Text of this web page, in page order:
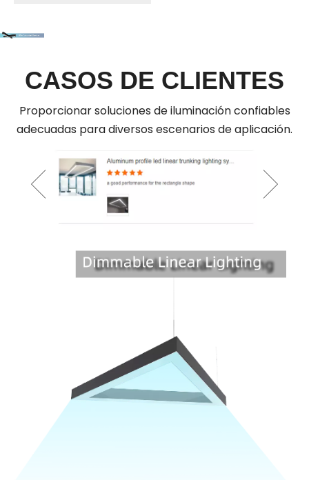
CASOS DE CLIENTES
Proporcionar soluciones de iluminación confiables
adecuadas para diversos escenarios de aplicación.